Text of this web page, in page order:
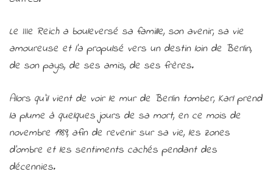
Le IIIe Reich a bouleversé sa famille, son avenir, sa vie
amoureuse et l’a propulsé vers un destin loin de Berlin,
de son pays, de ses amis, de ses frères.
Alors qu’il vient de voir le mur de Berlin tomber, Karl prend
la plume à quelques jours de sa mort, en ce mois de
novembre 1989, afin de revenir sur sa vie, les zones
d’ombre et les sentiments cachés pendant des
décennies.